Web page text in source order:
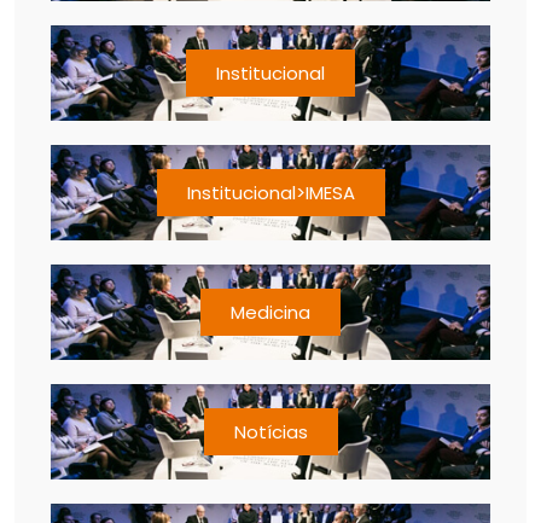
Institucional
Institucional>IMESA
Medicina
Notícias